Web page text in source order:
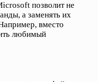
позволит не
а заменять их
вместо
любимый